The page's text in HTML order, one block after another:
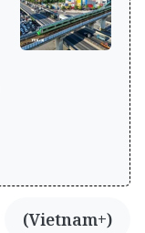
(Vietnam+)